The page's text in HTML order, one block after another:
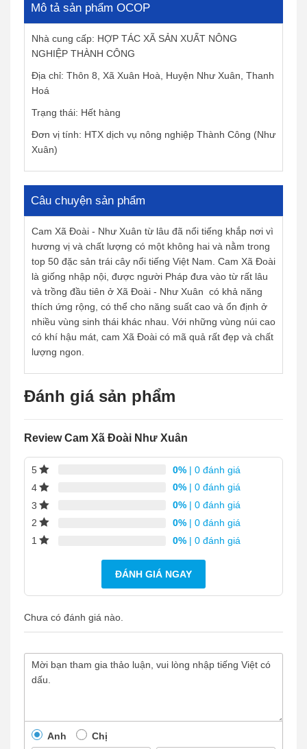
Mô tả sản phẩm OCOP
Nhà cung cấp: HỢP TÁC XÃ SẢN XUẤT NÔNG
NGHIỆP THÀNH CÔNG
Địa chỉ: Thôn 8, Xã Xuân Hoà, Huyện Như Xuân, Thanh
Hoá
Trạng thái: Hết hàng
Đơn vị tính: HTX dịch vụ nông nghiệp Thành Công (Như
Xuân)
Câu chuyện sản phẩm
Cam Xã Đoài - Như Xuân từ lâu đã nổi tiếng khắp nơi vì
hương vị và chất lượng có một không hai và nằm trong
top 50 đặc sản trái cây nổi tiếng Việt Nam. Cam Xã Đoài
là giống nhập nội, được người Pháp đưa vào từ rất lâu
và trồng đầu tiên ở Xã Đoài - Như Xuân có khả năng
thích ứng rộng, có thể cho năng suất cao và ổn định ở
nhiều vùng sinh thái khác nhau. Với những vùng núi cao
có khí hậu mát, cam Xã Đoài có mã quả rất đẹp và chất
lượng ngon.
Đánh giá sản phẩm
Review Cam Xã Đoài Như Xuân
5 0% | 0 đánh giá
4
0% | 0 đánh giá
3
0% | 0 đánh giá
2
0% | 0 đánh giá
1
0% | 0 đánh giá
ĐÁNH GIÁ NGAY
Chưa có đánh giá nào.
Anh Chị